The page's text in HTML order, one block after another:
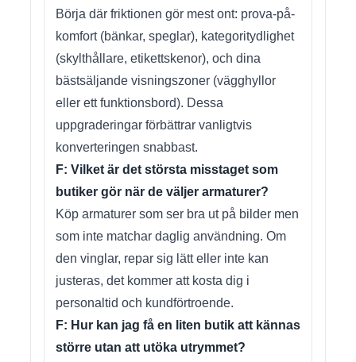
Börja där friktionen gör mest ont: prova-på-
komfort (bänkar, speglar), kategoritydlighet
(skylthållare, etikettskenor), och dina
bästsäljande visningszoner (vägghyllor
eller ett funktionsbord). Dessa
uppgraderingar förbättrar vanligtvis
konverteringen snabbast.
F: Vilket är det största misstaget som
butiker gör när de väljer armaturer?
Köp armaturer som ser bra ut på bilder men
som inte matchar daglig användning. Om
den vinglar, repar sig lätt eller inte kan
justeras, det kommer att kosta dig i
personaltid och kundförtroende.
F: Hur kan jag få en liten butik att kännas
större utan att utöka utrymmet?